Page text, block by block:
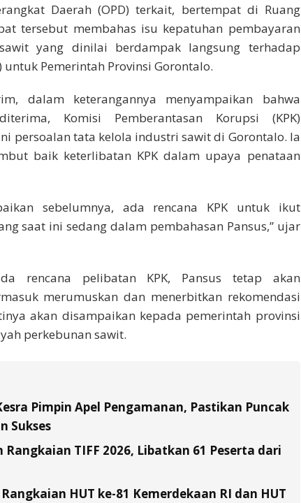
Daerah (OPD) terkait, bertempat di Ruang
tersebut membahas isu kepatuhan pembayaran
yang dinilai berdampak langsung terhadap
Pemerintah Provinsi Gorontalo.
dalam keterangannya menyampaikan bahwa
Komisi Pemberantasan Korupsi (KPK)
persoalan tata kelola industri sawit di Gorontalo. Ia
baik keterlibatan KPK dalam upaya penataan
sebelumnya, ada rencana KPK untuk ikut
saat ini sedang dalam pembahasan Pansus,” ujar
rencana pelibatan KPK, Pansus tetap akan
merumuskan dan menerbitkan rekomendasi
akan disampaikan kepada pemerintah provinsi
perkebunan sawit.
Pimpin Apel Pengamanan, Pastikan Puncak
Sukses
TIFF 2026, Libatkan 61 Peserta dari
HUT ke-81 Kemerdekaan RI dan HUT